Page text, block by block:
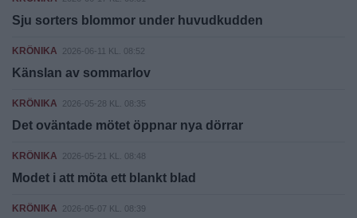
Sju sorters blommor under huvudkudden
KRÖNIKA 2026-06-11 KL. 08:52
Känslan av sommarlov
KRÖNIKA 2026-05-28 KL. 08:35
Det oväntade mötet öppnar nya dörrar
KRÖNIKA 2026-05-21 KL. 08:48
Modet i att möta ett blankt blad
KRÖNIKA 2026-05-07 KL. 08:39